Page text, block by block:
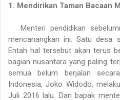
1. Mendirikan Taman Bacaan
Menteri pendidikan
mencanangkan ini. Satu desa
Entah hal tersebut akan terus
bagian nusantara yang paling
semua belum berjalan
Indonesia, Joko Widodo,
Juli 2016 lalu. Dan bapak